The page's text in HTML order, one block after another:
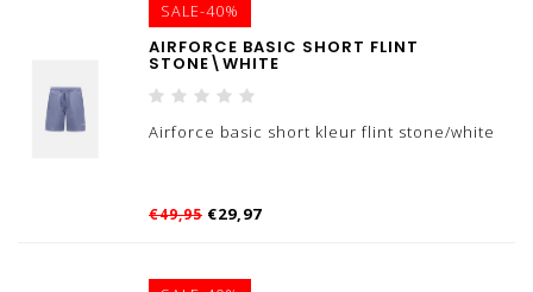
SALE-40%
AIRFORCE BASIC SHORT FLINT
STONE\WHITE
Airforce basic short kleur flint stone/white
€49,95 €29,97